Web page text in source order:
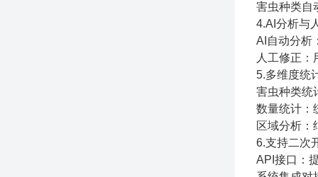
害虫种类自
4.AI分析与
AI自动分析
人工修正
5.多维度统
害虫种类统
数量统计：
区域分析：
6.支持二次
API接口：